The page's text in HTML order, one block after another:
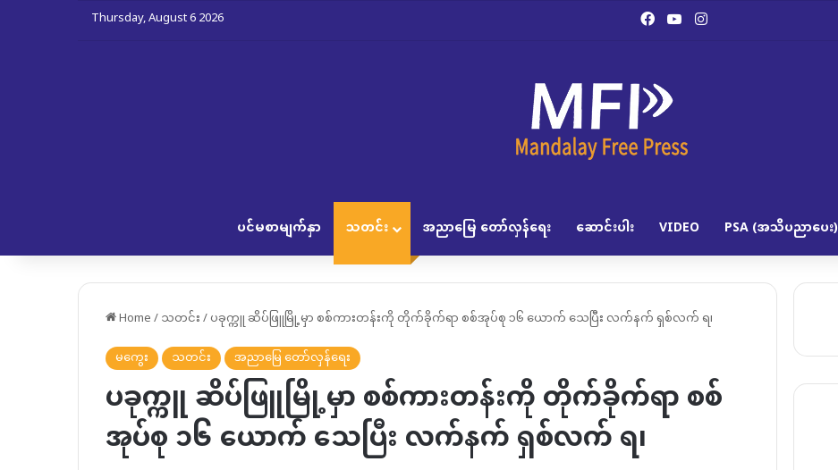
Thursday, August 6 2026 Facebook
YouTubeInstagram
ပင်မစာမျက်နှာ သတင်း အညာမြေ တော်လှန်ရေး ဆောင်းပါး VIDEO PSA (အသိပညာပေး)
Home/သတင်း/ပခုက္ကူ ဆိပ်ဖြူမြို့မှာ စစ်ကားတန်းကို တိုက်ခိုက်ရာ စစ်အုပ်စု ၁၆ ယောက် သေပြီး လက်နက် ရှစ်လက် ရ၊
မကွေး
သတင်း အညာမြေ တော်လှန်ရေး
ပခုက္ကူ ဆိပ်ဖြူမြို့မှာ စစ်ကားတန်းကို တိုက်ခိုက်ရာ စစ်
အုပ်စု ၁၆ ယောက် သေပြီး လက်နက် ရှစ်လက် ရ၊